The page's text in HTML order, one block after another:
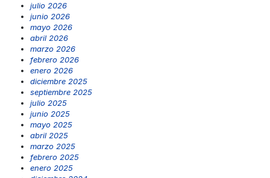
julio 2026
junio 2026
mayo 2026
abril 2026
marzo 2026
febrero 2026
enero 2026
diciembre 2025
septiembre 2025
julio 2025
junio 2025
mayo 2025
abril 2025
marzo 2025
febrero 2025
enero 2025